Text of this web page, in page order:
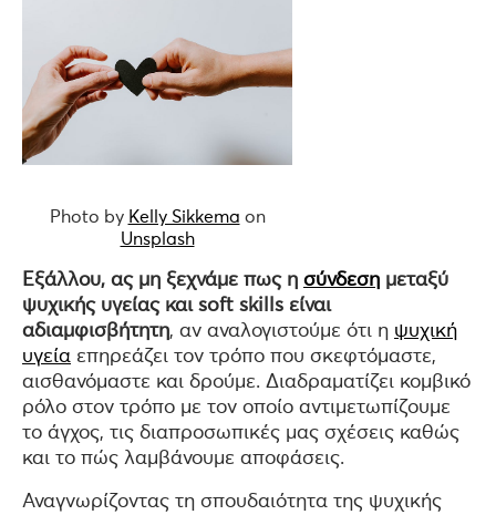
Photo by Kelly Sikkema on
Unsplash
Εξάλλου, ας μη ξεχνάμε πως η σύνδεση μεταξύ
ψυχικής υγείας και soft skills είναι
αδιαμφισβήτητη, αν αναλογιστούμε ότι η ψυχική
υγεία επηρεάζει τον τρόπο που σκεφτόμαστε,
αισθανόμαστε και δρούμε. Διαδραματίζει κομβικό
ρόλο στον τρόπο με τον οποίο αντιμετωπίζουμε
το άγχος, τις διαπροσωπικές μας σχέσεις καθώς
και το πώς λαμβάνουμε αποφάσεις.
Αναγνωρίζοντας τη σπουδαιότητα της ψυχικής